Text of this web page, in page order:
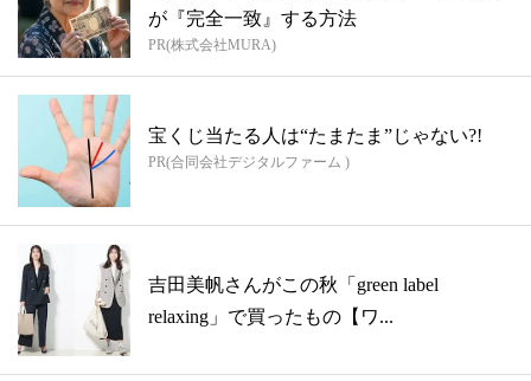
が『完全一致』する方法
PR(株式会社MURA)
宝くじ当たる人は“たまたま”じゃない?!
PR(合同会社デジタルファーム )
吉田美帆さんがこの秋「green label
relaxing」で買ったもの【ワ...